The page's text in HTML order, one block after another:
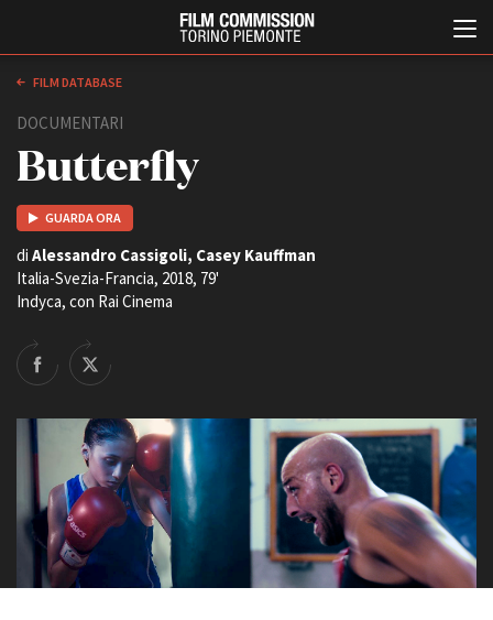
ABOUT
Chi siamo
Contatti
La sede
Partner
Rete regionale
Bilancio sociale
Amministrazione
trasparente
Production Days
Avenue Cove - Erasmus +
Guarda che storia!
La Grazia - Immagini e
location della Torino di Paolo
Sorrentino
Open Day
FILM DATABASE
DOCUMENTARI
Butterfly
GUARDA ORA
di Alessandro Cassigoli, Casey Kauffman
Italia-Svezia-Francia, 2018, 79'
Indyca, con Rai Cinema